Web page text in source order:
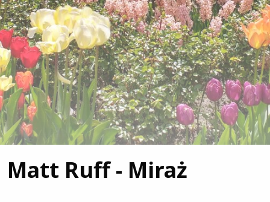
Matt Ruff - Miraż